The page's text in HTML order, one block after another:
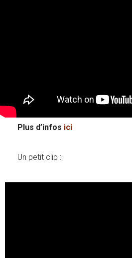
Plus d’infos ici
Un petit clip :